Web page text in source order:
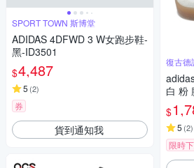
SPORT TOWN 斯博堂
ADIDAS 4DFWD 3 W女跑步鞋-
黑-ID3501
$4,487
5 (2)
券
貨到通知我
復古德
白 粉
德訓
$
5 (2)
限時